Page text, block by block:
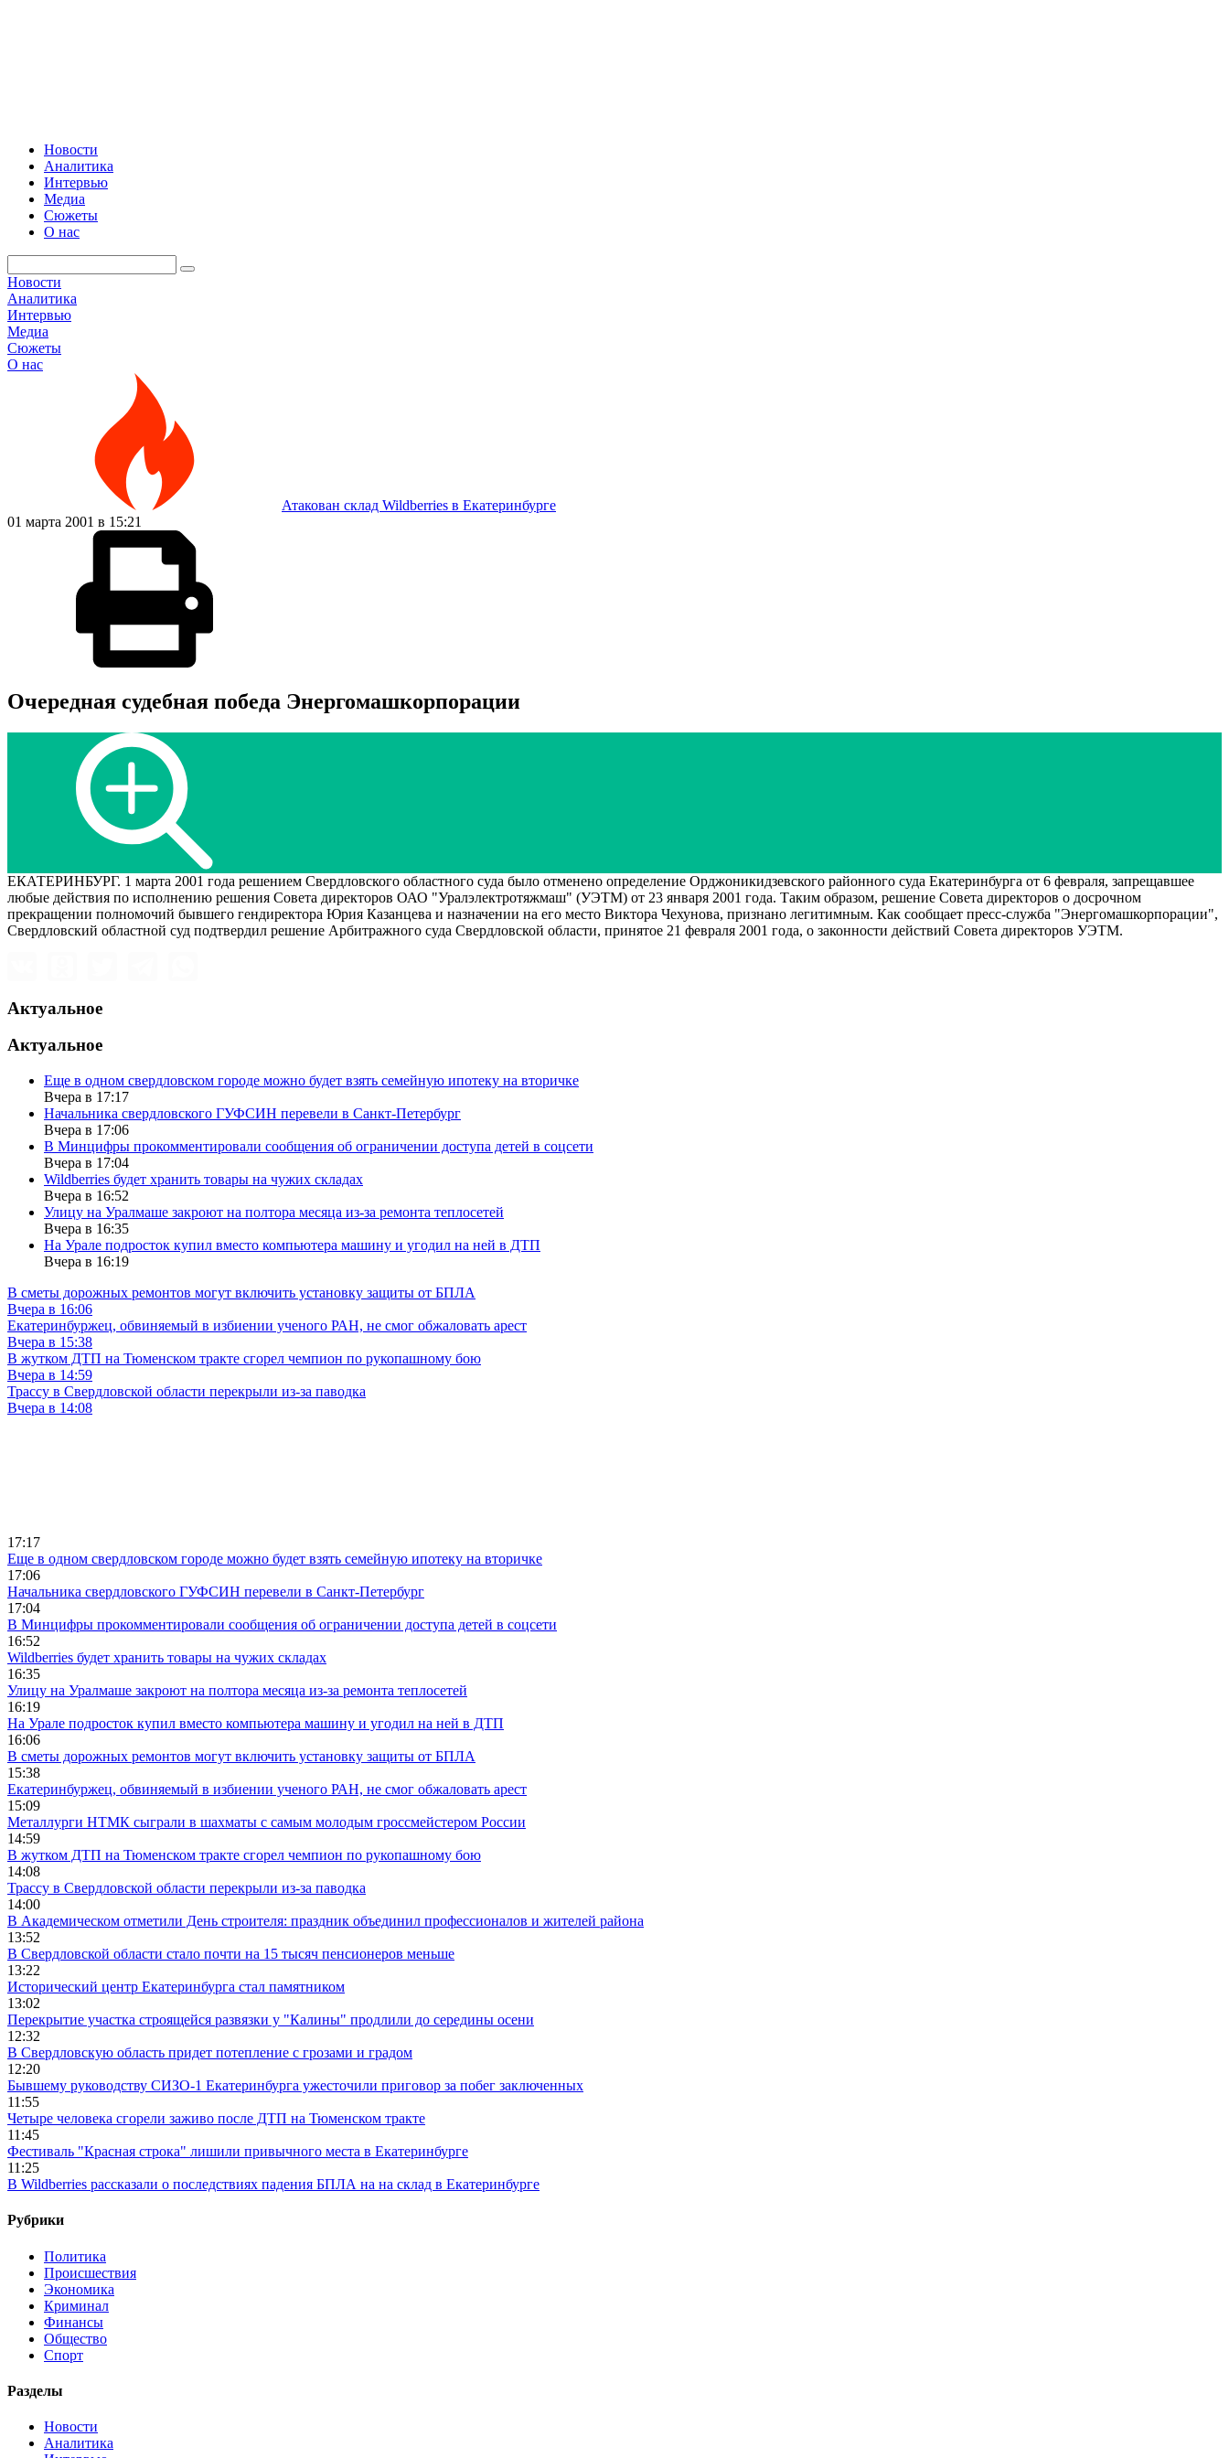
Новости
Аналитика
Интервью
Медиа
Сюжеты
О нас
Новости
Аналитика
Интервью
Медиа
Сюжеты
О нас
Атакован склад Wildberries в Екатеринбурге
01 марта 2001 в 15:21
Очередная судебная победа Энергомашкорпорации
ЕКАТЕРИНБУРГ. 1 марта 2001 года решением Свердловского областного суда было отменено определение Орджоникидзевского районного суда Екатеринбурга от 6 февраля, запрещавшее
любые действия по исполнению решения Совета директоров ОАО "Уралэлектротяжмаш" (УЭТМ) от 23 января 2001 года. Таким образом, решение Совета директоров о досрочном
прекращении полномочий бывшего гендиректора Юрия Казанцева и назначении на его место Виктора Чехунова, признано легитимным. Как сообщает пресс-служба "Энергомашкорпорации",
Свердловский областной суд подтвердил решение Арбитражного суда Свердловской области, принятое 21 февраля 2001 года, о законности действий Совета директоров УЭТМ.
Актуальное
Актуальное
Еще в одном свердловском городе можно будет взять семейную ипотеку на вторичке
Вчера в 17:17
Начальника свердловского ГУФСИН перевели в Санкт-Петербург
Вчера в 17:06
В Минцифры прокомментировали сообщения об ограничении доступа детей в соцсети
Вчера в 17:04
Wildberries будет хранить товары на чужих складах
Вчера в 16:52
Улицу на Уралмаше закроют на полтора месяца из-за ремонта теплосетей
Вчера в 16:35
На Урале подросток купил вместо компьютера машину и угодил на ней в ДТП
Вчера в 16:19
В сметы дорожных ремонтов могут включить установку защиты от БПЛА
Вчера в 16:06
Екатеринбуржец, обвиняемый в избиении ученого РАН, не смог обжаловать арест
Вчера в 15:38
В жутком ДТП на Тюменском тракте сгорел чемпион по рукопашному бою
Вчера в 14:59
Трассу в Свердловской области перекрыли из-за паводка
Вчера в 14:08
17:17
Еще в одном свердловском городе можно будет взять семейную ипотеку на вторичке
17:06
Начальника свердловского ГУФСИН перевели в Санкт-Петербург
17:04
В Минцифры прокомментировали сообщения об ограничении доступа детей в соцсети
16:52
Wildberries будет хранить товары на чужих складах
16:35
Улицу на Уралмаше закроют на полтора месяца из-за ремонта теплосетей
16:19
На Урале подросток купил вместо компьютера машину и угодил на ней в ДТП
16:06
В сметы дорожных ремонтов могут включить установку защиты от БПЛА
15:38
Екатеринбуржец, обвиняемый в избиении ученого РАН, не смог обжаловать арест
15:09
Металлурги НТМК сыграли в шахматы с самым молодым гроссмейстером России
14:59
В жутком ДТП на Тюменском тракте сгорел чемпион по рукопашному бою
14:08
Трассу в Свердловской области перекрыли из-за паводка
14:00
В Академическом отметили День строителя: праздник объединил профессионалов и жителей района
13:52
В Свердловской области стало почти на 15 тысяч пенсионеров меньше
13:22
Исторический центр Екатеринбурга стал памятником
13:02
Перекрытие участка строящейся развязки у "Калины" продлили до середины осени
12:32
В Свердловскую область придет потепление с грозами и градом
12:20
Бывшему руководству СИЗО-1 Екатеринбурга ужесточили приговор за побег заключенных
11:55
Четыре человека сгорели заживо после ДТП на Тюменском тракте
11:45
Фестиваль "Красная строка" лишили привычного места в Екатеринбурге
11:25
В Wildberries рассказали о последствиях падения БПЛА на на склад в Екатеринбурге
Рубрики
Политика
Происшествия
Экономика
Криминал
Финансы
Общество
Спорт
Разделы
Новости
Аналитика